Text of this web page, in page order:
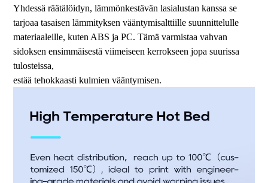
Yhdessä räätälöidyn, lämmönkestävän lasialustan kanssa se
tarjoaa tasaisen lämmityksen vääntymisalttiille suunnittelulle
materiaaleille, kuten ABS ja PC. Tämä varmistaa vahvan
sidoksen ensimmäisestä viimeiseen kerrokseen jopa suurissa
tulosteissa,
estää tehokkaasti kulmien vääntymisen.